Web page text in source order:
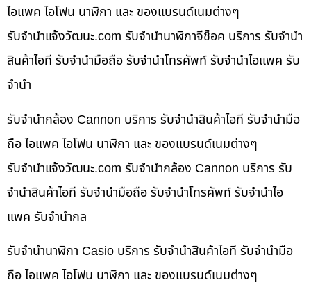
ไอแพค ไอโฟน นาฬิกา และ ของแบรนด์เนมต่างๆ
รับจํานําแจ้งวัฒนะ.com รับจำนำนาฬิกาจีช็อค บริการ รับจำนำ
สินค้าไอที รับจำนำมือถือ รับจำนำโทรศัพท์ รับจำนำไอแพค รับ
จำนำ
รับจำนำกล้อง Cannon บริการ รับจำนำสินค้าไอที รับจำนำมือ
ถือ ไอแพค ไอโฟน นาฬิกา และ ของแบรนด์เนมต่างๆ
รับจํานําแจ้งวัฒนะ.com รับจำนำกล้อง Cannon บริการ รับ
จำนำสินค้าไอที รับจำนำมือถือ รับจำนำโทรศัพท์ รับจำนำไอ
แพค รับจำนำกล
รับจำนำนาฬิกา Casio บริการ รับจำนำสินค้าไอที รับจำนำมือ
ถือ ไอแพค ไอโฟน นาฬิกา และ ของแบรนด์เนมต่างๆ